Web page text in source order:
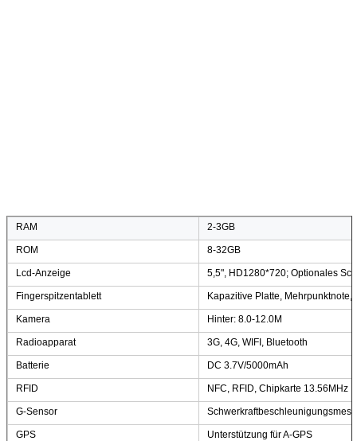
RAM 2-3GB
ROM 8-32GB
Lcd-Anzeige 5,5", HD1280*720; Optionales
Fingerspitzentablett Kapazitive Platte, Mehrpunktnote,
Kamera Hinter: 8.0-12.0M
Radioapparat 3G, 4G, WIFI, Bluetooth
Batterie DC 3.7V/5000mAh
RFID NFC, RFID, Chipkarte 13.56MHz
G-Sensor
GPS Unterstützung für A-GPS